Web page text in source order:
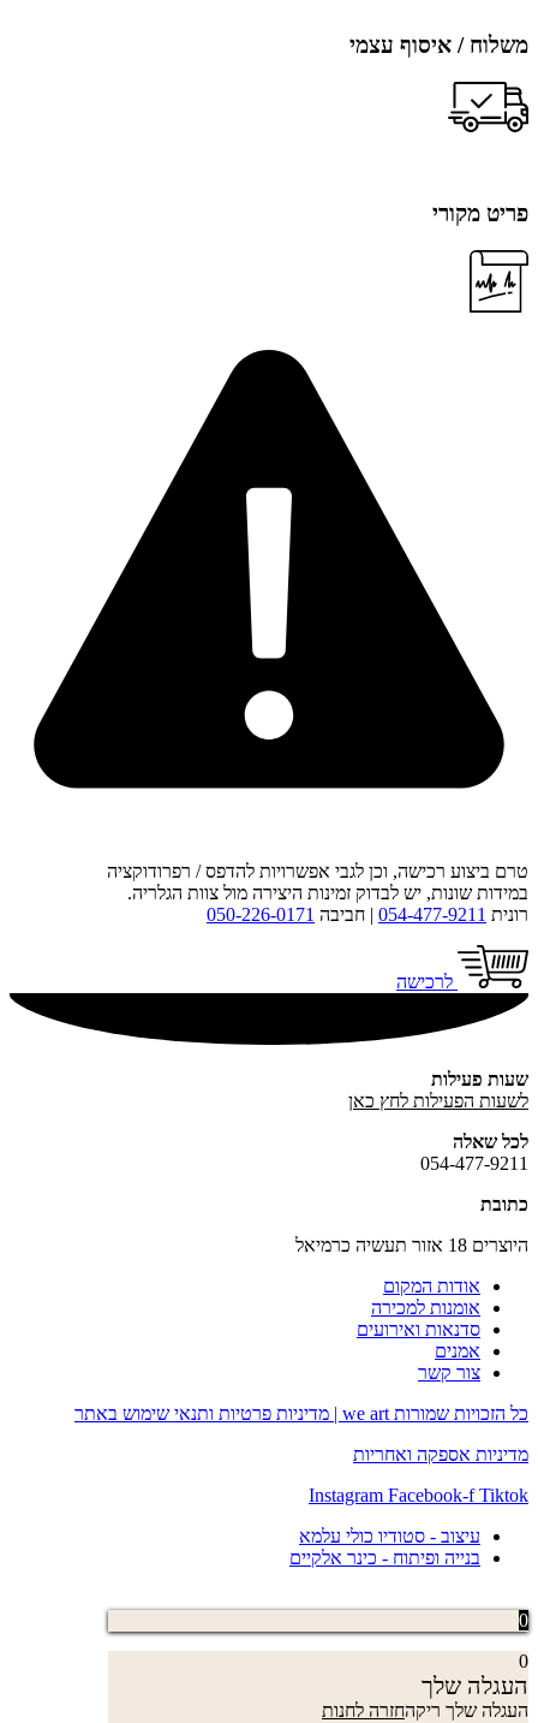
משלוח / איסוף עצמי
פריט מקורי
טרם ביצוע רכישה, וכן לגבי אפשרויות להדפס / רפרודוקציה
במידות שונות, יש לבדוק זמינות היצירה מול צוות הגלריה.
רונית 054-477-9211 | חביבה 050-226-0171
לרכישה
שעות פעילות
לשעות הפעילות לחץ כאן
לכל שאלה
054-477-9211
כתובת
היוצרים 18 אזור תעשיה כרמיאל
אודות המקום
אומנות למכירה
סדנאות ואירועים
אמנים
צור קשר
כל הזכויות שמורות we art |
מדיניות פרטיות ותנאי שימוש באתר
מדיניות אספקה ואחריות
Instagram Facebook-f Tiktok
עיצוב - סטודיו כולי עלמא
בנייה ופיתוח - כינר אלקיים
0
0
העגלה שלך
העגלה שלך ריקהחזרה לחנות